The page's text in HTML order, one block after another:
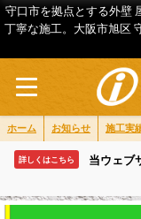
守口市を拠点とする外壁
丁寧な施工。大阪市旭区
ホーム お知らせ 施工実
詳しくはこちら
当ウェブ